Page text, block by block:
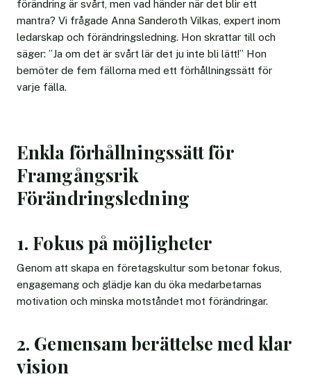
förändring är svårt, men vad händer när det blir ett
mantra? Vi frågade Anna Sanderoth Vilkas, expert inom
ledarskap och förändringsledning. Hon skrattar till och
säger: ”Ja om det är svårt lär det ju inte bli lätt!” Hon
bemöter de fem fällorna med ett förhållningssätt för
varje fälla.
Enkla förhållningssätt för
Framgångsrik
Förändringsledning
1. Fokus på möjligheter
Genom att skapa en företagskultur som betonar fokus,
engagemang och glädje kan du öka medarbetarnas
motivation och minska motståndet mot förändringar.
2. Gemensam berättelse med klar
vision